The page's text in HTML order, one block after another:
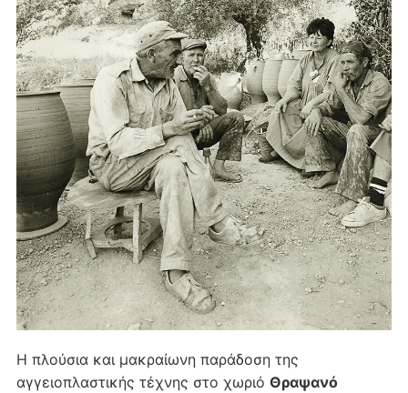
Η πλούσια και μακραίωνη παράδοση της
αγγειοπλαστικής τέχνης στο χωριό Θραψανό